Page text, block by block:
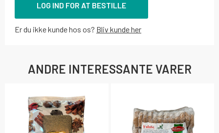
LOG IND FOR AT BESTILLE
Er du ikke kunde hos os? Bliv kunde her
ANDRE INTERESSANTE VARER